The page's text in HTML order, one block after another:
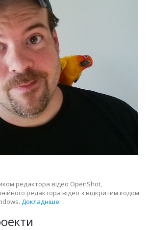
редактора відео OpenShot,
редактора відео з відкритим кодом
Докладніше…